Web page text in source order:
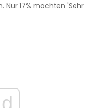
Nur 17% mochten 'Sehr